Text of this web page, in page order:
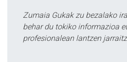
Zumaia Gukak zu bezalako
behar du tokiko informazioa
profesionalean lantzen